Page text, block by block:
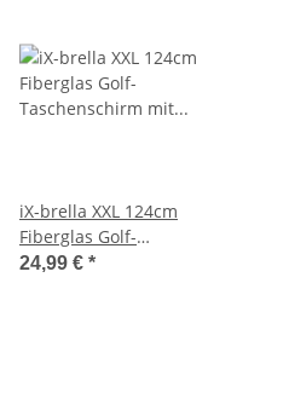
iX-brella XXL 124cm
Fiberglas Golf-
Taschenschirm mit
24,99 € *